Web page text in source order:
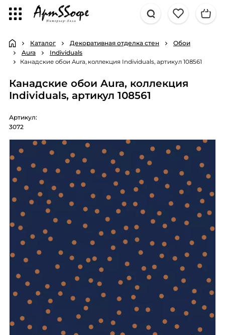
Каталог Декоративная отделка стен
Обои
Aura
Individuals
Канадские обои Aura, коллекция Individuals, артикул 108561
Канадские обои Aura, коллекция
Individuals, артикул 108561
Артикул:
3072